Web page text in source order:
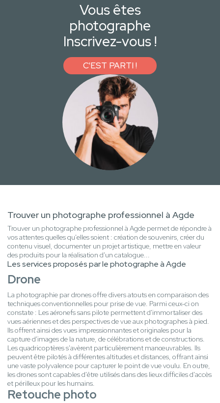
Vous êtes
photographe
Inscrivez-vous !
C'EST PARTI !
Trouver un photographe professionnel à Agde
Trouver un photographe professionnel à Agde permet de répondre à
vos attentes quelles qu'elles soient : création de souvenirs, créer du
contenu visuel, documenter un projet artistique, mettre en valeur
des produits pour la réalisation d'un catalogue...
Les services proposés par le photographe à Agde
Drone
La photographie par drones offre divers atouts en comparaison des
techniques conventionnelles pour prise de vue. Parmi ceux-ci on
constate : Les aéronefs sans pilote permettent d'immortaliser des
vues aériennes et des perspectives de vue aux photographes à pied.
Ils offrent ainsi des vues impressionnantes et originales pour la
capture d'images de la nature, de célébrations et de constructions.
Les quadricoptères s'avèrent particulièrement manœuvrables. Ils
peuvent être pilotés à différentes altitudes et distances, offrant ainsi
une vaste polyvalence pour capturer le point de vue voulu. En outre,
les drones sont capables d'être utilisés dans des lieux difficiles d'accès
et périlleux pour les humains.
Retouche photo